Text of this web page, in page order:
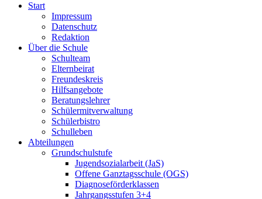
Start
Impressum
Datenschutz
Redaktion
Über die Schule
Schulteam
Elternbeirat
Freundeskreis
Hilfsangebote
Beratungslehrer
Schülermitverwaltung
Schülerbistro
Schulleben
Abteilungen
Grundschulstufe
Jugendsozialarbeit (JaS)
Offene Ganztagsschule (OGS)
Diagnoseförderklassen
Jahrgangsstufen 3+4